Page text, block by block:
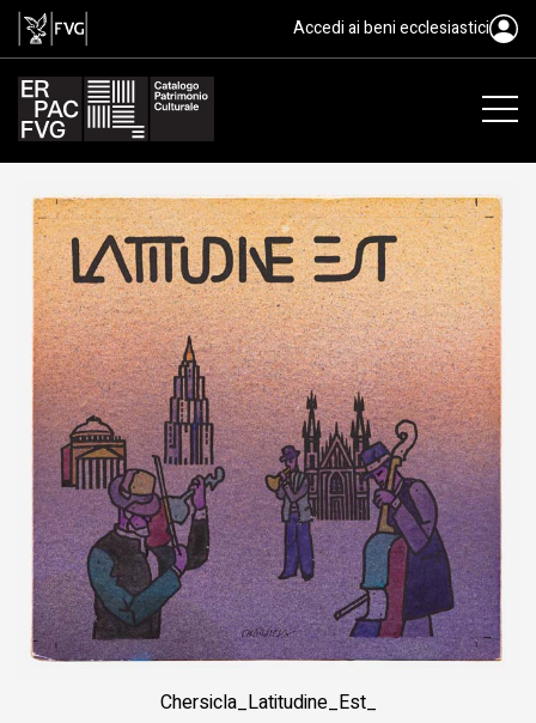
disegno, Chersicla Bruno, XX
Accedi ai beni ecclesiastici
Chersicla_Latitudine_Est_